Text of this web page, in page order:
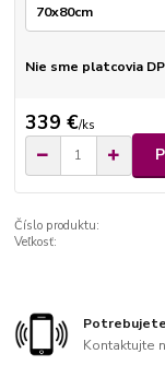
Nie sme platcovia
339 €/ks
Číslo produktu:
Veľkosť:
Kontaktujte